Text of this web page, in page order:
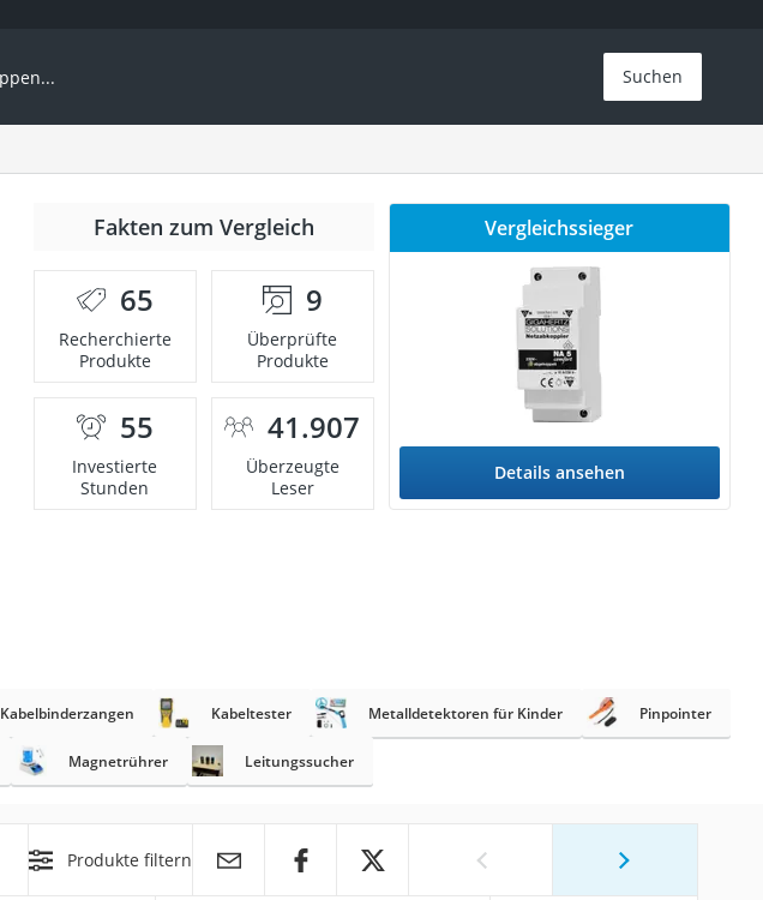
Suchen
Fakten zum Vergleich
65
Recherchierte
Produkte
9
Überprüfte
Produkte
55
Investierte
Stunden
41.907
Überzeugte
Leser
Vergleichssieger
Details ansehen
Kabelbinderzangen Kabeltester Metalldetektoren für Kinder Pinpointer
Magnetrührer Leitungssucher
Produkte filtern